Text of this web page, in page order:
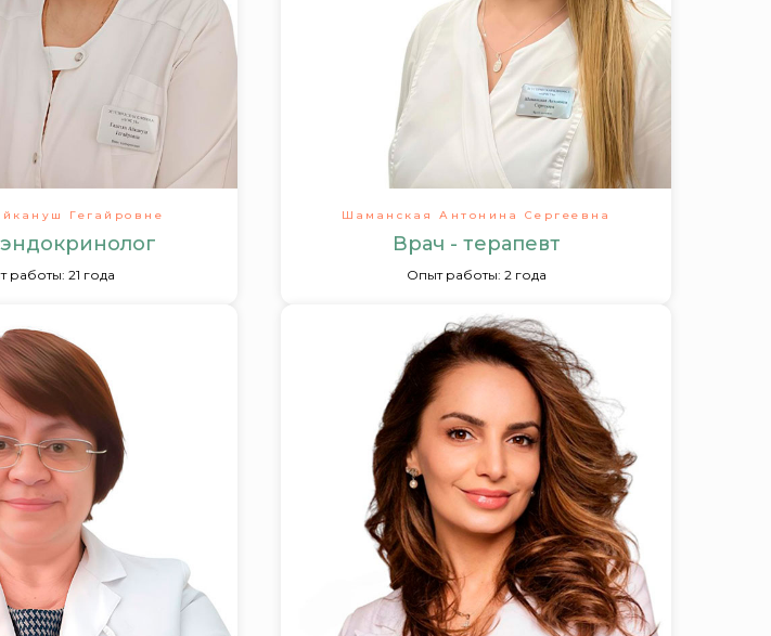
Гегайровне
работы: 21 года
Шаманская Антонина Сергеевна
Врач - терапевт
Опыт работы: 2 года